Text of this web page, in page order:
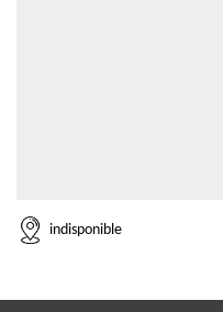
indisponible